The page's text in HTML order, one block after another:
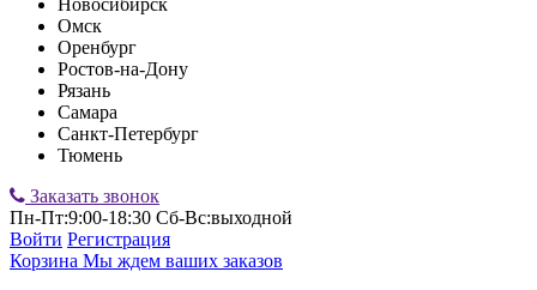
Новосибирск
Омск
Оренбург
Ростов-на-Дону
Рязань
Самара
Санкт-Петербург
Тюмень
Заказать звонок
Пн-Пт:9:00-18:30 Сб-Вс:выходной
Войти Регистрация
Корзина Мы ждем ваших заказов